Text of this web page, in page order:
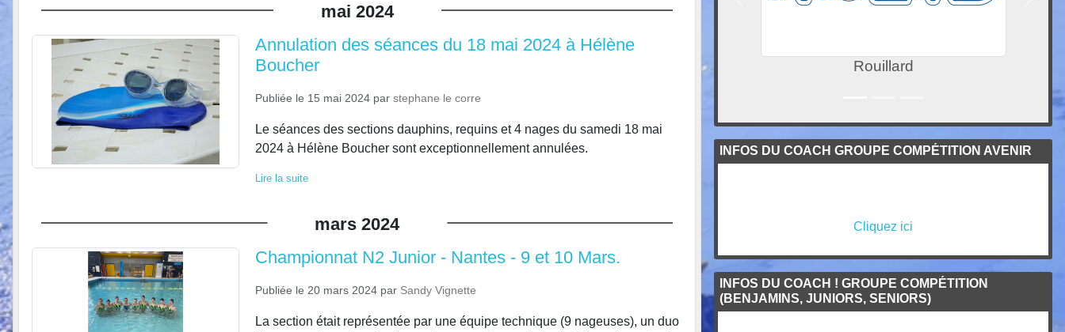
mai 2024
Annulation des séances du 18 mai 2024 à Hélène
Boucher
Publiée le 15 mai 2024par stephane le corre
Le séances des sections dauphins, requins et 4 nages du samedi 18 mai
2024 à Hélène Boucher sont exceptionnellement annulées.
Lire la suite
mars 2024
Championnat N2 Junior - Nantes - 9 et 10 Mars.
Publiée le 20 mars 2024par Sandy Vignette
La section était représentée par une équipe technique (9 nageuses), un duo
Rouillard
INFOS DU COACH GROUPE COMPÉTITION AVENIR
Cliquez ici
INFOS DU COACH ! GROUPE COMPÉTITION
(BENJAMINS, JUNIORS, SENIORS)